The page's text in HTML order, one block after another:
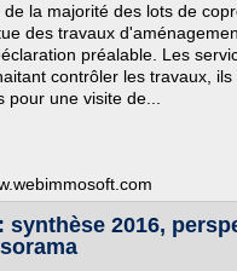
la majorité des lots de
des travaux
préalable. Les
contrôler les travaux,
pour une visite de...
synthèse 2016,